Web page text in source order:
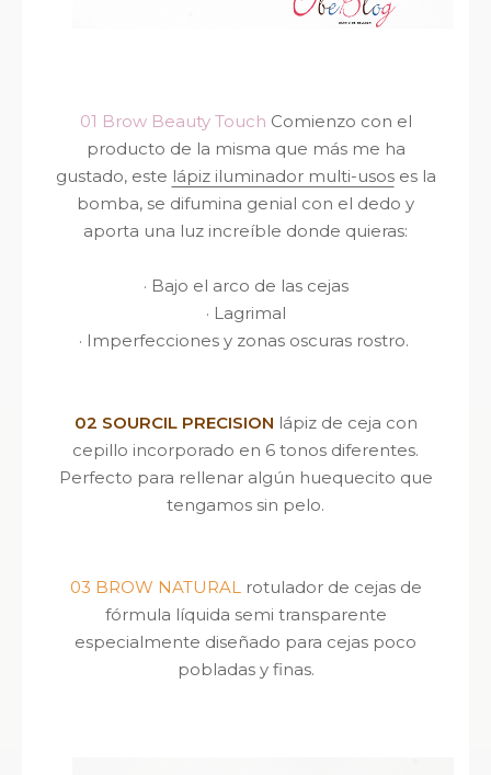
01 Brow Beauty Touch Comienzo con el
producto de la misma que más me ha
gustado, este lápiz iluminador multi-usoses la
bomba, se difumina genial con el dedo y
aporta una luz increíble donde quieras:
· Bajo el arco de las cejas
· Lagrimal
· Imperfecciones y zonas oscuras rostro.
02 SOURCIL PRECISION lápiz de ceja con
cepillo incorporado en 6 tonos diferentes.
Perfecto para rellenar algún huequecito que
tengamos sin pelo.
03 BROW NATURAL
rotulador de cejas de
fórmula líquida semi transparente
especialmente diseñado para cejas poco
pobladas y finas.